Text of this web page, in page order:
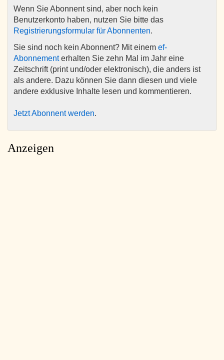
Wenn Sie Abonnent sind, aber noch kein
Benutzerkonto haben, nutzen Sie bitte das
Registrierungsformular für Abonnenten.
Sie sind noch kein Abonnent? Mit einem ef-
Abonnementerhalten Sie zehn Mal im Jahr eine
Zeitschrift (print und/oder elektronisch), die anders ist
als andere. Dazu können Sie dann diesen und viele
andere exklusive Inhalte lesen und kommentieren.
Jetzt Abonnent werden.
Anzeigen